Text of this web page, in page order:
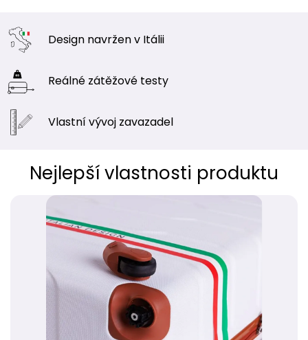
Design navrženv Itálii
Reálné zátěžové testy
Vlastní vývoj zavazadel
Nejlepší vlastnosti produktu